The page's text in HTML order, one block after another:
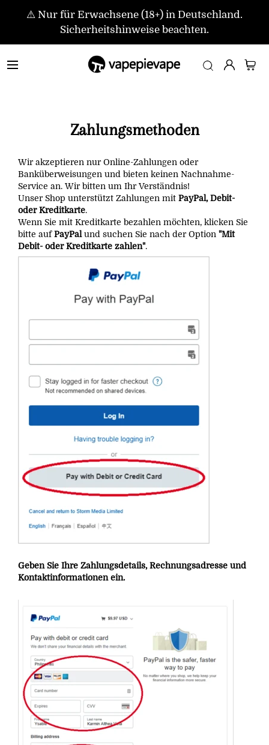
⚠️ Nur für Erwachsene (18+) in Deutschland.
Sicherheitshinweise beachten.
Zahlungsmethoden
Wir akzeptieren nur Online-Zahlungen oder
Banküberweisungen und bieten keinen Nachnahme-
Service an. Wir bitten um Ihr Verständnis!
Unser Shop unterstützt Zahlungen mit PayPal, Debit-
oder Kreditkarte.
Wenn Sie mit Kreditkarte bezahlen möchten, klicken Sie
bitte aufPayPal und suchen Sie nach der Option "Mit
Debit- oder Kreditkarte zahlen".
Geben Sie Ihre Zahlungsdetails, Rechnungsadresse und
Kontaktinformationen ein.